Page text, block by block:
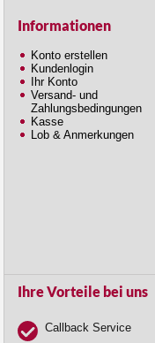
Informationen
Konto erstellen
Kundenlogin
Ihr Konto
Versand- und
Zahlungsbedingungen
Kasse
Lob & Anmerkungen
Ihre Vorteile bei uns
Callback Service